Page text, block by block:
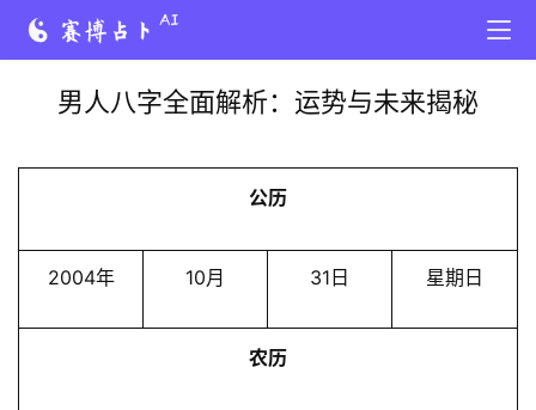
男人八字全面解析：运势与未来揭秘
公历
2004年 10月 31日 星期日
农历